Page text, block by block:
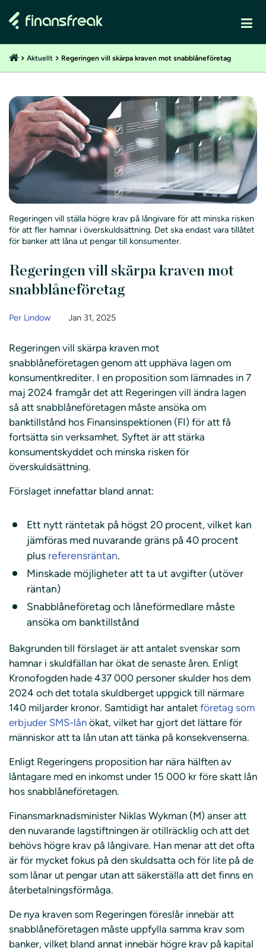
Aktuellt Regeringen vill skärpa kraven mot snabblåneföretag
Regeringen vill ställa högre krav på långivare för att minska risken
för att fler hamnar i överskuldsättning. Det ska endast vara tillåtet
för banker att låna ut pengar till konsumenter.
Regeringen vill skärpa kraven mot
snabblåneföretag
Per Lindow Jan 31, 2025
Regeringen vill skärpa kraven mot
snabblåneföretagen genom att upphäva lagen om
konsumentkrediter. I en proposition som lämnades in 7
maj 2024 framgår det att Regeringen vill ändra lagen
så att snabblåneföretagen måste ansöka om
banktillstånd hos Finansinspektionen (FI) för att få
fortsätta sin verksamhet. Syftet är att stärka
konsumentskyddet och minska risken för
överskuldsättning.
Förslaget innefattar bland annat:
Ett nytt räntetak på högst 20 procent, vilket kan
jämföras med nuvarande gräns på 40 procent
plus referensräntan.
Minskade möjligheter att ta ut avgifter (utöver
räntan)
Snabblåneföretag och låneförmedlare måste
ansöka om banktillstånd
Bakgrunden till förslaget är att antalet svenskar som
hamnar i skuldfällan har ökat de senaste åren. Enligt
Kronofogden hade 437 000 personer skulder hos dem
2024 och det totala skuldberget uppgick till närmare
140 miljarder kronor. Samtidigt har antalet företag som
erbjuder SMS-lån ökat, vilket har gjort det lättare för
människor att ta lån utan att tänka på konsekvenserna.
Enligt Regeringens proposition har nära hälften av
låntagare med en inkomst under 15 000 kr före skatt lån
hos snabblåneföretagen.
Finansmarknadsminister Niklas Wykman (M) anser att
den nuvarande lagstiftningen är otillräcklig och att det
behövs högre krav på långivare. Han menar att det ofta
är för mycket fokus på den skuldsatta och för lite på de
som lånar ut pengar utan att säkerställa att det finns en
återbetalningsförmåga.
De nya kraven som Regeringen föreslår innebär att
snabblåneföretagen måste uppfylla samma krav som
banker, vilket bland annat innebär högre krav på kapital